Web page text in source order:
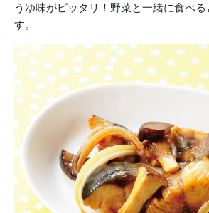
うゆ味がピッタリ！野菜と一緒に食べ
す。